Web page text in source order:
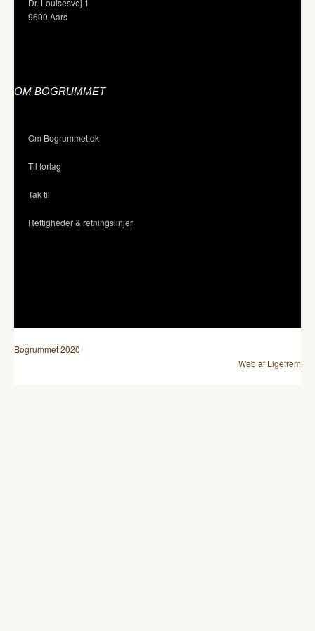
Dr. Louisesvej 1
9600 Aars
OM BOGRUMMET
Om Bogrummet.dk
Til forlag
Tak til
Rettigheder & retningslinjer
Bogrummet 2020
Web af Ligefrem